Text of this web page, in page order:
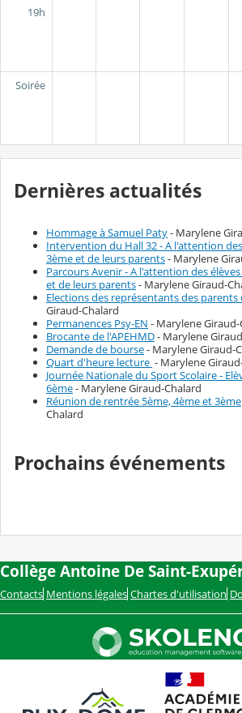
19h
Soirée
Dernières actualités
Hommage à Samuel Paty- Marylene
Intervention du Hall 32 - A l'attention
3ème et de leurs parents- Marylene
Parcours Avenir - A l'attention des
et de leurs parents- Marylene Giraud-
Elections des représentants des parents
Giraud-Chalard
Permanences Psy-EN - Marylene Giraud-
Brocante de l'APEHMD- Marylene
Demande de bourse- Marylene Giraud-
Quart d'heure lecture - Marylene
Journée Nationale du Sport Scolaire -
6ème- Marylene Giraud-Chalard
Réunion de rentrée 5ème, 4ème et 3ème
Chalard
Prochains événements
Collège Antoine De Saint-
Contacts Mentions légales Chartes d'utilisation